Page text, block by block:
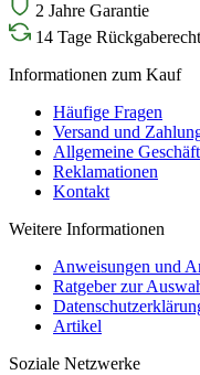
2 Jahre Garantie
14 Tage Rückgaberecht
Informationen zum Kauf
Häufige Fragen
Versand und
Allgemeine
Reklamationen
Kontakt
Weitere Informationen
Anweisungen und
Ratgeber zur
Artikel
Soziale Netzwerke